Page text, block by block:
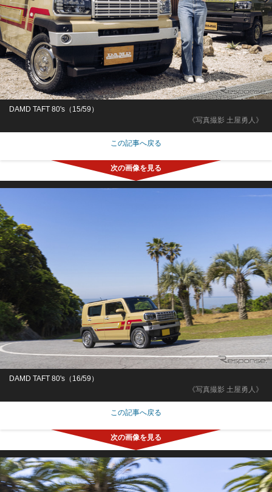
《写真撮影 土屋勇人》
DAMD TAFT 80's（15/59）
この記事へ戻る
《写真撮影 土屋勇人》
DAMD TAFT 80's（16/59）
この記事へ戻る